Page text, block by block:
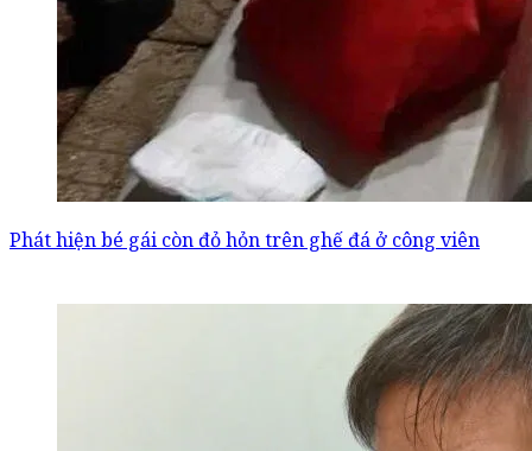
Phát hiện bé gái còn đỏ hỏn trên ghế đá ở công viên